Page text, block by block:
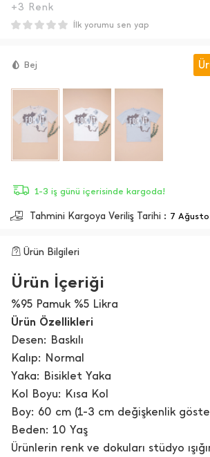
+3 Renk
İlk yorumu sen yap
Bej
1-3 iş günü içerisinde kargoda!
Tahmini Kargoya Veriliş Tarihi : 7
Ürün Bilgileri
Ürün İçeriği
%95 Pamuk %5 Likra
Ürün Özellikleri
Desen: Baskılı
Kalıp: Normal
Yaka: Bisiklet Yaka
Kol Boyu: Kısa Kol
Boy: 60 cm (1-3 cm değişkenlik
Beden: 10 Yaş
Ürünlerin renk ve dokuları stüdyo